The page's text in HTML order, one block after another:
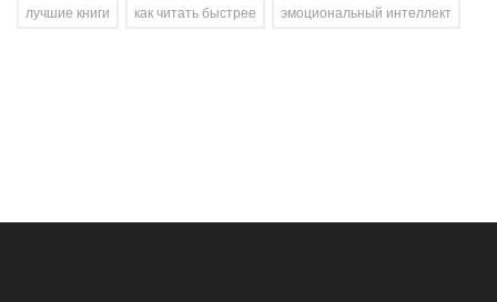
лучшие книги
как читать быстрее эмоциональный интеллект